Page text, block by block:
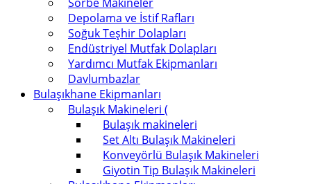
Depolama ve İstif Rafları
Soğuk Teşhir Dolapları
Endüstriyel Mutfak Dolapları
Yardımcı Mutfak Ekipmanları
Davlumbazlar
Bulaşıkhane Ekipmanları
Bulaşık Makineleri (
Bulaşık makineleri
Set Altı Bulaşık Makineleri
Konveyörlü Bulaşık Makineleri
Giyotin Tip Bulaşık Makineleri